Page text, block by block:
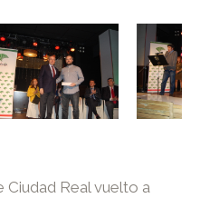
Ciudad Real vuelto a